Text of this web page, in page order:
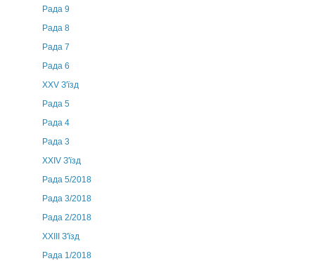
Рада 9
Рада 8
Рада 7
Рада 6
XXV З'їзд
Рада 5
Рада 4
Рада 3
ХХIV З'їзд
Рада 5/2018
Рада 3/2018
Рада 2/2018
XXIII З'їзд
Рада 1/2018